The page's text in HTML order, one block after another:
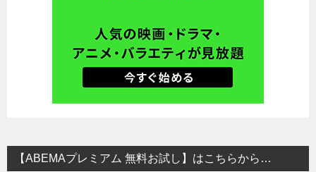
【ABEMAプレミアム 無料お試し】はこちらから…